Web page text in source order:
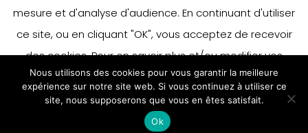
mesure et d'analyse d'audience. En continuant d'utiliser
ce site, ou en cliquant "OK", vous acceptez de recevoir
des cookies. Pour en savoir plus et/ou modifier vos
préférences en matière de cookies, merci de vous référer
à notre politique sur les cookies.
Accepter
En savoir plus
Nous utilisons des cookies pour vous garantir la meilleure
expérience sur notre site web. Si vous continuez à utiliser ce
site, nous supposerons que vous en êtes satisfait.
Ok